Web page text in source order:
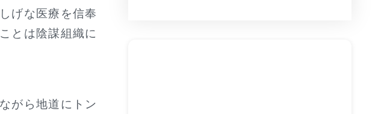
げな医療を信奉
とは陰謀組織に
がら地道にトン